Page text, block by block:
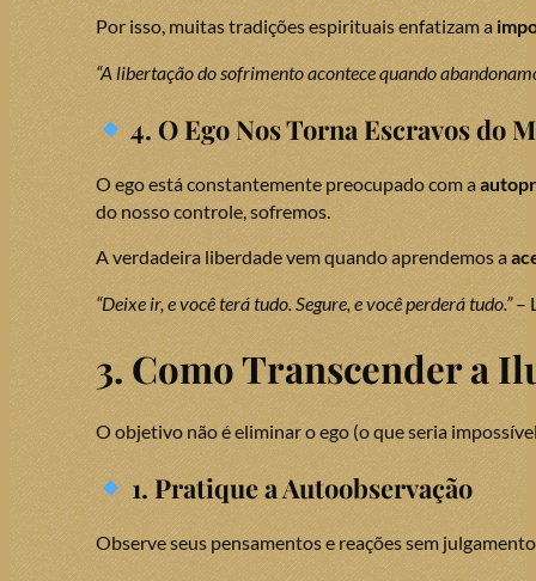
Por isso, muitas tradições espirituais enfatizam a
“A libertação do sofrimento acontece quando
4. O Ego Nos Torna Escravos do
O ego está constantemente preocupado com a
do nosso controle, sofremos.
A verdadeira liberdade vem quando aprendemos a
“Deixe ir, e você terá tudo. Segure, e você perderá tudo.”–
3. Como Transcender a
O objetivo não é eliminar o ego (o que seria
1. Pratique a Autoobservação
Observe seus pensamentos e reações sem